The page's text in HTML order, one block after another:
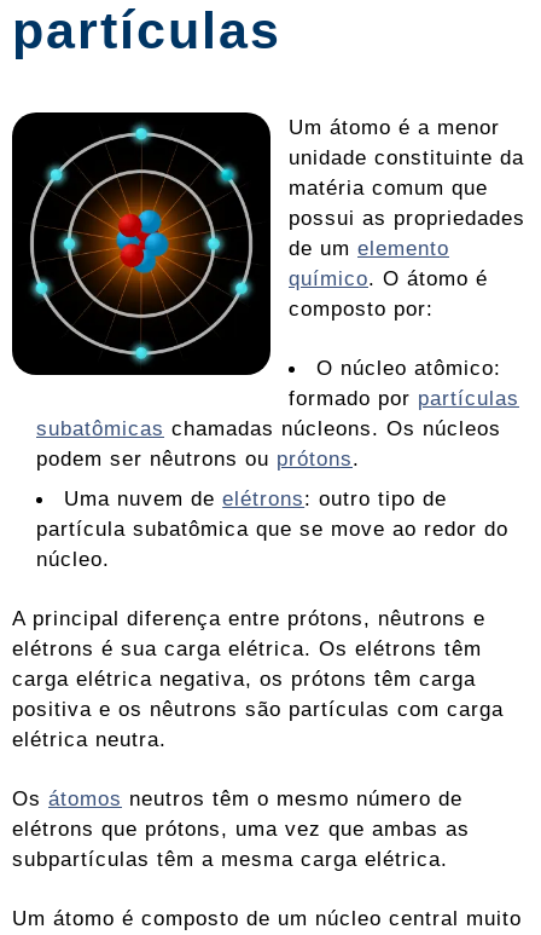
partículas
Um átomo é a menor
unidade constituinte da
matéria comum que
possui as propriedades
de um elemento
químico. O átomo é
composto por:
O núcleo atômico:
formado por partículas
subatômicas chamadas núcleons. Os núcleos
podem ser nêutrons ou prótons.
Uma nuvem deelétrons: outro tipo de
partícula subatômica que se move ao redor do
núcleo.
A principal diferença entre prótons, nêutrons e
elétrons é sua carga elétrica. Os elétrons têm
carga elétrica negativa, os prótons têm carga
positiva e os nêutrons são partículas com carga
elétrica neutra.
Os átomos neutros têm o mesmo número de
elétrons que prótons, uma vez que ambas as
subpartículas têm a mesma carga elétrica.
Um átomo é composto de um núcleo central muito